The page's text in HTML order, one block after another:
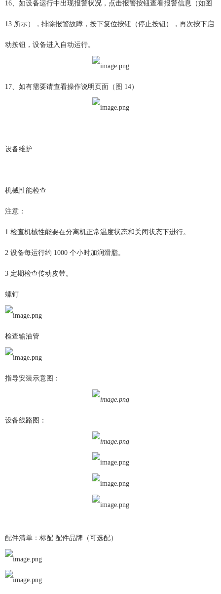
16、如设备运行中出现报警状况，点击报警按钮查看报警信息（如图
13 所示），排除报警故障，按下复位按钮（停止按钮），再次按下启
动按钮，设备进入自动运行。
17、如有需要请查看操作说明页面（图 14）
设备维护
机械性能检查
注意：
1 检查机械性能要在分离机正常温度状态和关闭状态下进行。
2 设备每运行约 1000 个小时加润滑脂。
3 定期检查传动皮带。
螺钉
检查输油管
指导安装示意图：
设备线路图：
配件清单：标配 配件品牌（可选配）